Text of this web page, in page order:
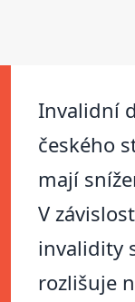
Invalidní
českého
mají
V
invalidity
rozlišuje